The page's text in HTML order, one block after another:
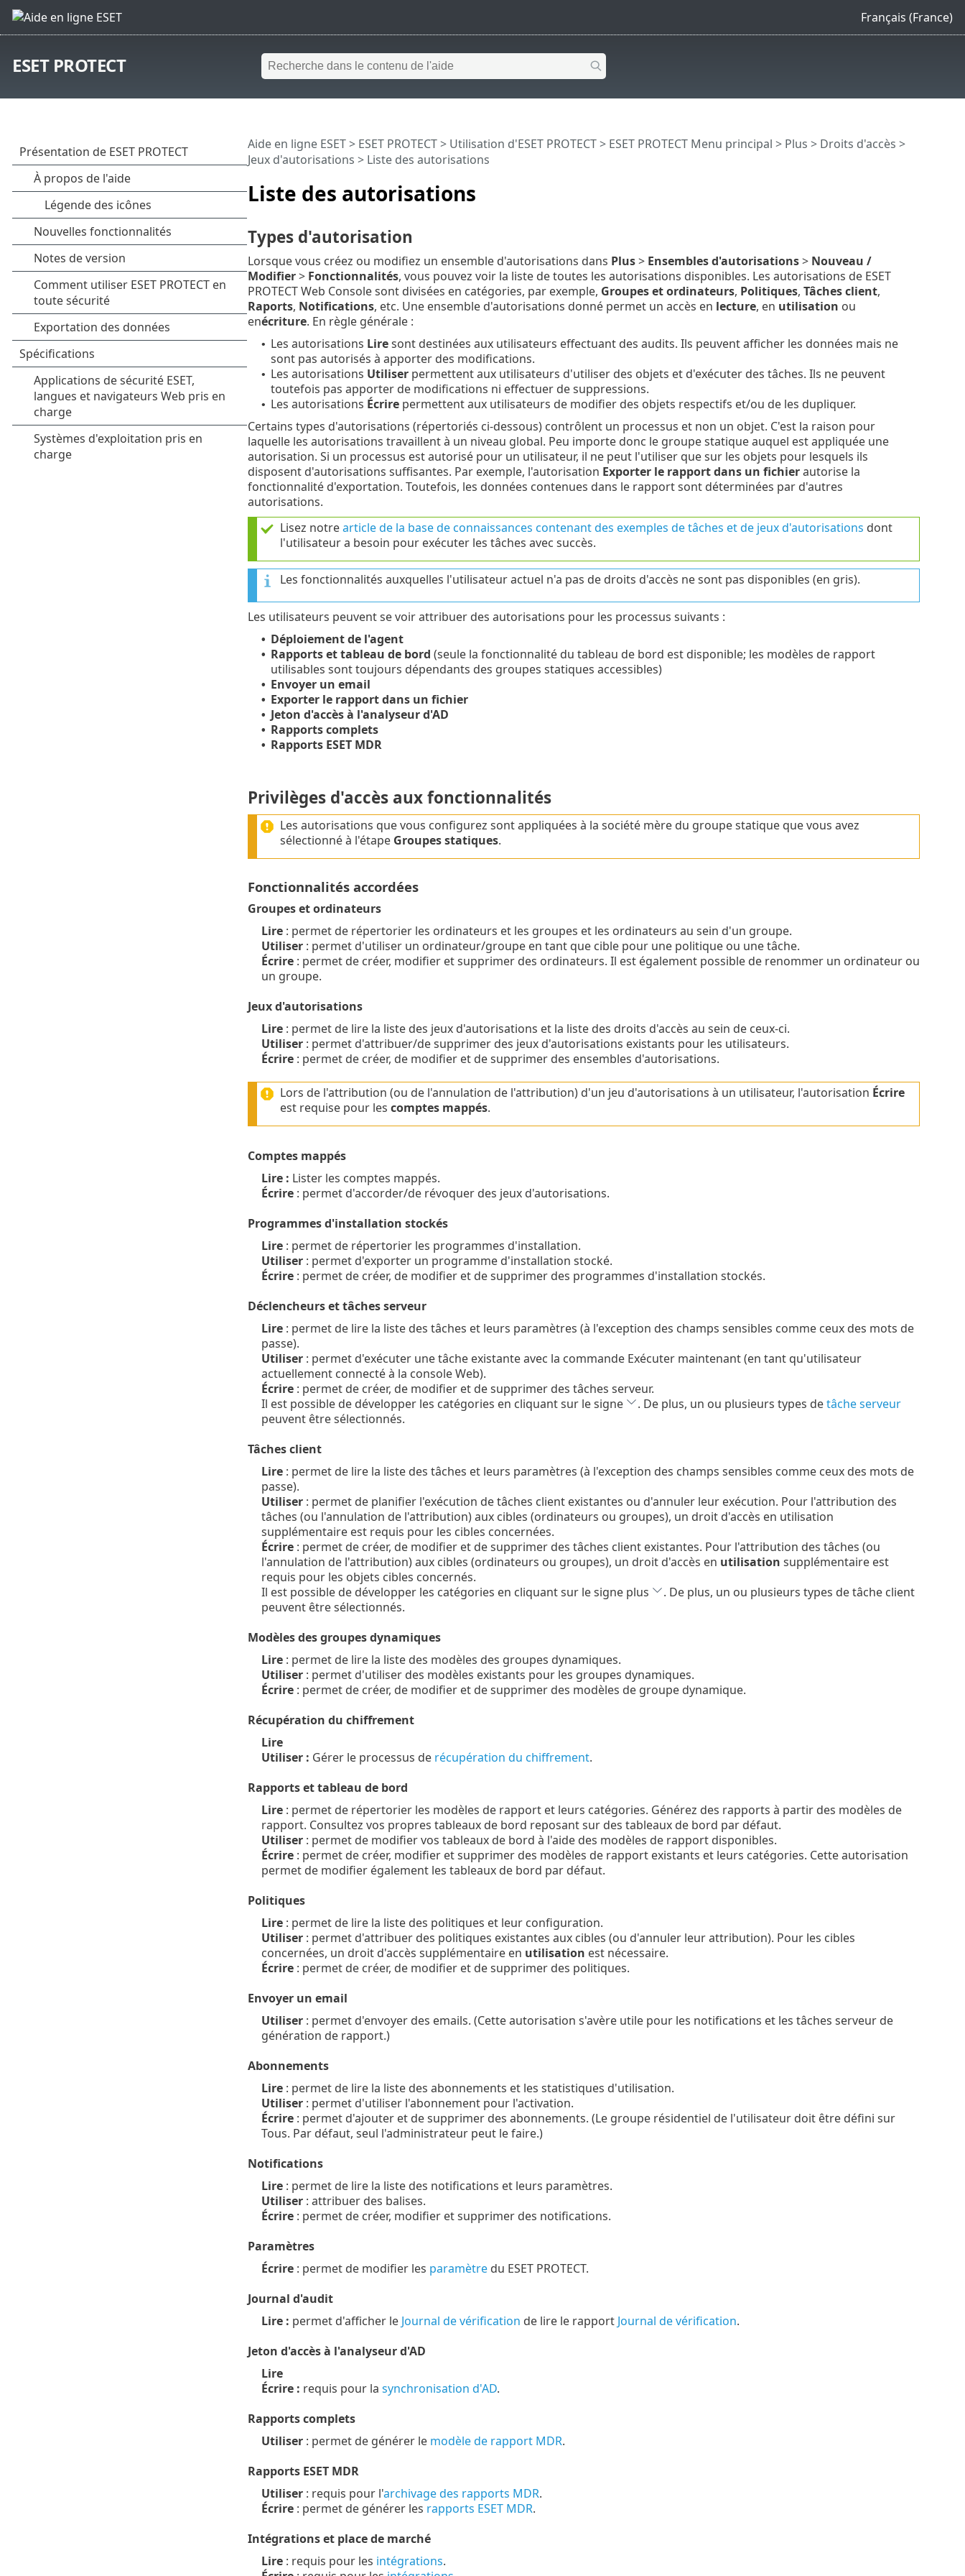
Français (France)
ESET PROTECT
Liste des autorisations
Aide en ligne ESET> ESET PROTECT> Utilisation d'ESET PROTECT> ESET PROTECT Menu principal > Plus > Droits d'accès >
Jeux d'autorisations > Liste des autorisations
Types d'autorisation
Lorsque vous créez ou modifiez un ensemble d'autorisations dans Plus> Ensembles d'autorisations> Nouveau /
Modifier> Fonctionnalités, vous pouvez voir la liste de toutes les autorisations disponibles. Les autorisations de ESET
PROTECT Web Console sont divisées en catégories, par exemple, Groupes et ordinateurs, Politiques, Tâches client,
Raports, Notifications, etc. Une ensemble d'autorisations donné permet un accès en lecture, en utilisation ou
enécriture. En règle générale :
• Les autorisations Liresont destinées aux utilisateurs effectuant des audits. Ils peuvent afficher les données mais ne
sont pas autorisés à apporter des modifications.
• Les autorisations Utiliserpermettent aux utilisateurs d'utiliser des objets et d'exécuter des tâches. Ils ne peuvent
toutefois pas apporter de modifications ni effectuer de suppressions.
• Les autorisations Écrirepermettent aux utilisateurs de modifier des objets respectifs et/ou de les dupliquer.
Certains types d'autorisations (répertoriés ci-dessous) contrôlent un processus et non un objet. C'est la raison pour
laquelle les autorisations travaillent à un niveau global. Peu importe donc le groupe statique auquel est appliquée une
autorisation. Si un processus est autorisé pour un utilisateur, il ne peut l'utiliser que sur les objets pour lesquels ils
disposent d'autorisations suffisantes. Par exemple, l'autorisation Exporter le rapport dans un fichierautorise la
fonctionnalité d'exportation. Toutefois, les données contenues dans le rapport sont déterminées par d'autres
autorisations.
Lisez notrearticle de la base de connaissances contenant des exemples de tâches et de jeux d'autorisations dont
l'utilisateur a besoin pour exécuter les tâches avec succès.
Les fonctionnalités auxquelles l'utilisateur actuel n'a pas de droits d'accès ne sont pas disponibles (en gris).
Les utilisateurs peuvent se voir attribuer des autorisations pour les processus suivants :
• Déploiement de l'agent
• Rapports et tableau de bord (seule la fonctionnalité du tableau de bord est disponible; les modèles de rapport
utilisables sont toujours dépendants des groupes statiques accessibles)
• Envoyer un email
• Exporter le rapport dans un fichier
• Jeton d'accès à l'analyseur d'AD
• Rapports complets
• Rapports ESET MDR
Privilèges d'accès aux fonctionnalités
Les autorisations que vous configurez sont appliquées à la société mère du groupe statique que vous avez
sélectionné à l'étape Groupes statiques.
Fonctionnalités accordées
Groupes et ordinateurs
Lire: permet de répertorier les ordinateurs et les groupes et les ordinateurs au sein d'un groupe.
Utiliser: permet d'utiliser un ordinateur/groupe en tant que cible pour une politique ou une tâche.
Écrire: permet de créer, modifier et supprimer des ordinateurs. Il est également possible de renommer un ordinateur ou
un groupe.
Jeux d'autorisations
Lire: permet de lire la liste des jeux d'autorisations et la liste des droits d'accès au sein de ceux-ci.
Utiliser: permet d'attribuer/de supprimer des jeux d'autorisations existants pour les utilisateurs.
Écrire: permet de créer, de modifier et de supprimer des ensembles d'autorisations.
Lors de l'attribution (ou de l'annulation de l'attribution) d'un jeu d'autorisations à un utilisateur, l'autorisation Écrire
est requise pour les comptes mappés.
Comptes mappés
Lire : Lister les comptes mappés.
Écrire: permet d'accorder/de révoquer des jeux d'autorisations.
Programmes d'installation stockés
Lire: permet de répertorier les programmes d'installation.
Utiliser: permet d'exporter un programme d'installation stocké.
Écrire: permet de créer, de modifier et de supprimer des programmes d'installation stockés.
Déclencheurs et tâches serveur
Lire: permet de lire la liste des tâches et leurs paramètres (à l'exception des champs sensibles comme ceux des mots de
passe).
Utiliser: permet d'exécuter une tâche existante avec la commande Exécuter maintenant (en tant qu'utilisateur
actuellement connecté à la console Web).
Écrire: permet de créer, de modifier et de supprimer des tâches serveur.
Il est possible de développer les catégories en cliquant sur le signe
. De plus, un ou plusieurs types detâche serveur
peuvent être sélectionnés.
Tâches client
Lire: permet de lire la liste des tâches et leurs paramètres (à l'exception des champs sensibles comme ceux des mots de
passe).
Utiliser: permet de planifier l'exécution de tâches client existantes ou d'annuler leur exécution. Pour l'attribution des
tâches (ou l'annulation de l'attribution) aux cibles (ordinateurs ou groupes), un droit d'accès en utilisation
supplémentaire est requis pour les cibles concernées.
Écrire: permet de créer, de modifier et de supprimer des tâches client existantes. Pour l'attribution des tâches (ou
l'annulation de l'attribution) aux cibles (ordinateurs ou groupes), un droit d'accès en utilisation supplémentaire est
requis pour les objets cibles concernés.
Il est possible de développer les catégories en cliquant sur le signe plus
. De plus, un ou plusieurs types de tâche client
peuvent être sélectionnés.
Modèles des groupes dynamiques
Lire: permet de lire la liste des modèles des groupes dynamiques.
Utiliser: permet d'utiliser des modèles existants pour les groupes dynamiques.
Écrire: permet de créer, de modifier et de supprimer des modèles de groupe dynamique.
Récupération du chiffrement
Lire
Utiliser : Gérer le processus de récupération du chiffrement.
Rapports et tableau de bord
Lire: permet de répertorier les modèles de rapport et leurs catégories. Générez des rapports à partir des modèles de
rapport. Consultez vos propres tableaux de bord reposant sur des tableaux de bord par défaut.
Utiliser: permet de modifier vos tableaux de bord à l'aide des modèles de rapport disponibles.
Écrire: permet de créer, modifier et supprimer des modèles de rapport existants et leurs catégories. Cette autorisation
permet de modifier également les tableaux de bord par défaut.
Politiques
Lire: permet de lire la liste des politiques et leur configuration.
Utiliser: permet d'attribuer des politiques existantes aux cibles (ou d'annuler leur attribution). Pour les cibles
concernées, un droit d'accès supplémentaire en utilisation est nécessaire.
Écrire: permet de créer, de modifier et de supprimer des politiques.
Envoyer un email
Utiliser: permet d'envoyer des emails. (Cette autorisation s'avère utile pour les notifications et les tâches serveur de
génération de rapport.)
Abonnements
Lire: permet de lire la liste des abonnements et les statistiques d'utilisation.
Utiliser: permet d'utiliser l'abonnement pour l'activation.
Écrire: permet d'ajouter et de supprimer des abonnements. (Le groupe résidentiel de l'utilisateur doit être défini sur
Tous. Par défaut, seul l'administrateur peut le faire.)
Notifications
Lire: permet de lire la liste des notifications et leurs paramètres.
Utiliser: attribuer des balises.
Écrire: permet de créer, modifier et supprimer des notifications.
Paramètres
Écrire: permet de modifier les paramètredu ESET PROTECT.
Journal d'audit
Lire : permet d'afficher le Journal de vérification de lire le rapport Journal de vérification.
Jeton d'accès à l'analyseur d'AD
Lire
Écrire : requis pour la synchronisation d'AD.
Rapports complets
Utiliser: permet de générer le modèle de rapport MDR.
Rapports ESET MDR
Utiliser: requis pour l'archivage des rapports MDR.
Écrire: permet de générer les rapports ESET MDR.
Intégrations et place de marché
Lire: requis pour les intégrations.